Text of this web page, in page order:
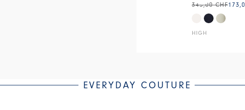
HIGH
345,00 CHF
EVERYDAY COUTURE